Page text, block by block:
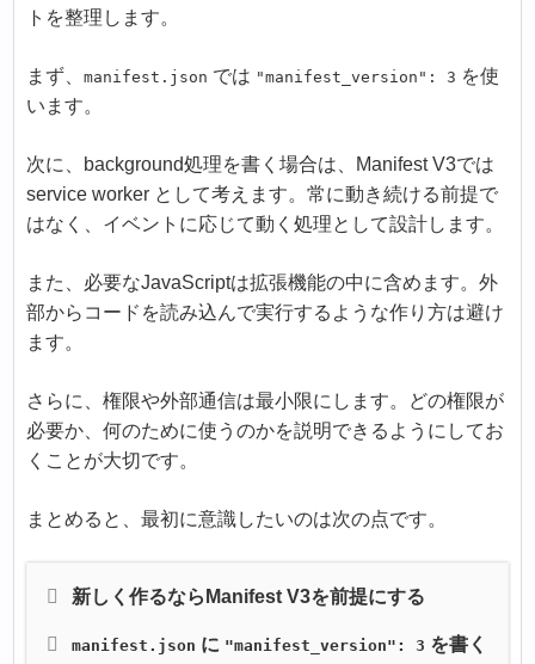
トを整理します。
まず、manifest.json では "manifest_version": 3 を使
います。
次に、background処理を書く場合は、Manifest V3では
service worker として考えます。常に動き続ける前提で
はなく、イベントに応じて動く処理として設計します。
また、必要なJavaScriptは拡張機能の中に含めます。外
部からコードを読み込んで実行するような作り方は避け
ます。
さらに、権限や外部通信は最小限にします。どの権限が
必要か、何のために使うのかを説明できるようにしてお
くことが大切です。
まとめると、最初に意識したいのは次の点です。
新しく作るならManifest V3を前提にする
manifest.json に "manifest_version": 3 を書く